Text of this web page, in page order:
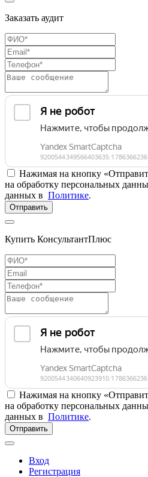
Заказать аудит
Нажимая на кнопку
на обработку персональных
данных в Политике.
Отправить
Купить КонсультантПлюс
Нажимая на кнопку
на обработку персональных
данных в Политике.
Отправить
Вход
Регистрация